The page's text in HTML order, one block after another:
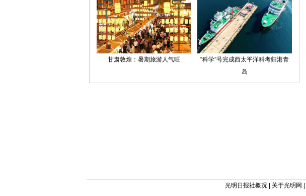
光明日报社概况 关于光明网